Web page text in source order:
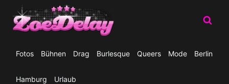
Inhalt
springen
Fotos Bühnen Drag Burlesque Queers Mode Berlin
Hamburg Urlaub